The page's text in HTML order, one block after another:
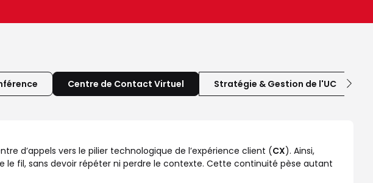
Centre de Contact Virtuel Stratégie & Gestion de l'UC
d’appels vers le pilier technologique de l’expérience client (CX). Ainsi,
le fil, sans devoir répéter ni perdre le contexte. Cette continuité pèse autant